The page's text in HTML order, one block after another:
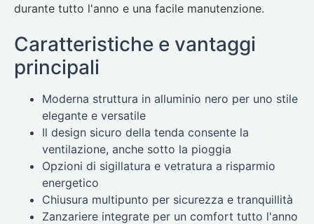
durante tutto l'anno e una facile manutenzione.
Caratteristiche e vantaggi
principali
Moderna struttura in alluminio nero per uno stile
elegante e versatile
Il design sicuro della tenda consente la
ventilazione, anche sotto la pioggia
Opzioni di sigillatura e vetratura a risparmio
energetico
Chiusura multipunto per sicurezza e tranquillità
Zanzariere integrate per un comfort tutto l'anno